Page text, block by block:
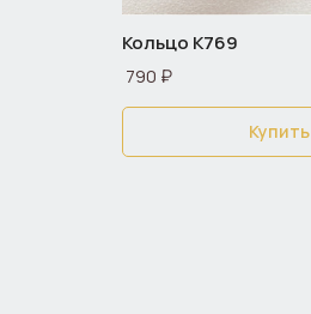
Кольцо К769
790 ₽
Купить